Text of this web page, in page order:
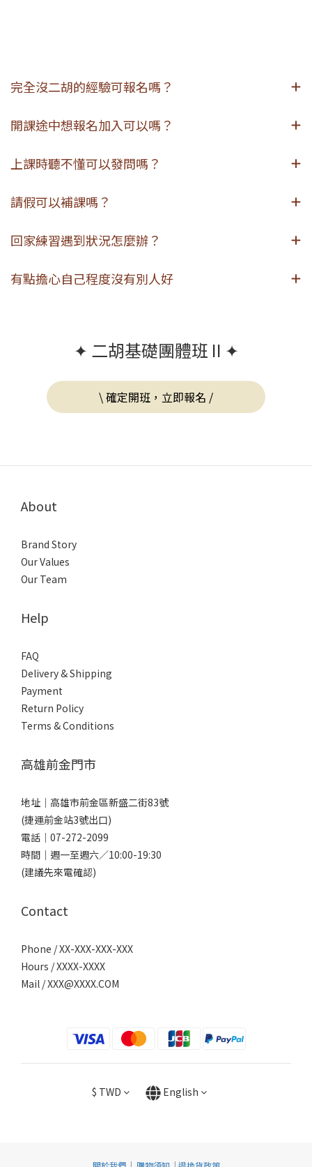
完全沒二胡的經驗可報名嗎？
開課途中想報名加入可以嗎？
上課時聽不懂可以發問嗎？
請假可以補課嗎？
回家練習遇到狀況怎麼辦？
有點擔心自己程度沒有別人好
✦ 二胡基礎團體班 II ✦
\ 確定開班，立即報名 /
About
Brand Story
Our Values
Our Team
Help
FAQ
Delivery & Shipping
Payment
Return Policy
Terms & Conditions
高雄前金門市
地址｜ 高雄市前金區新盛二街83號
(捷運前金站3號出口)
電話｜ 07-272-2099
時間｜週一至週六／10:00-19:30
(建議先來電確認)
Contact
Phone / XX-XXX-XXX-XXX
Hours / XXXX-XXXX
Mail /XXX@XXXX.COM
$ TWD English